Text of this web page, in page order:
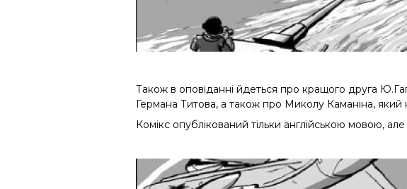
Також в оповіданні йдеться про кращого друга
Германа Титова, а також про Миколу Каманіна, який
Комікс опублікований тільки англійською мовою,